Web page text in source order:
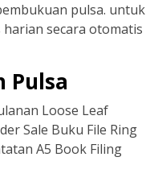
pulsa. untuk
secara otomatis
Pulsa
Loose Leaf
Sale Buku File Ring
A5 Book Filing